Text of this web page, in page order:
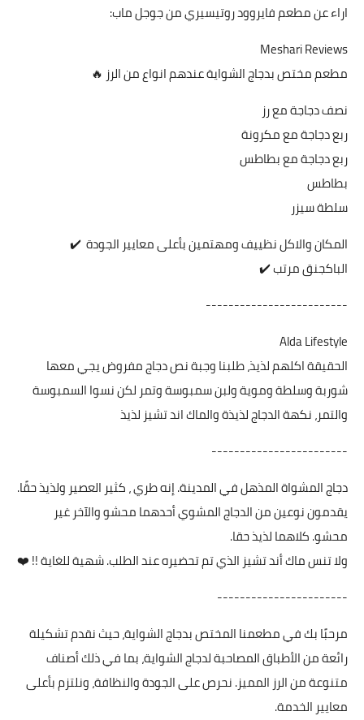
اراء عن مطعم فايروود روتيسيري من جوجل ماب:
Meshari Reviews
مطعم مختص بدجاج الشواية عندهم انواع من الرز 🔥
نصف دجاجة مع رز
ربع دجاجة مع مكرونة
ربع دجاجة مع بطاطس
بطاطس
سلطة سيزر
المكان والاكل نظييف ومهتمين بأعلى معايير الجودة ✔️
الباكجنق مرتب ✔️
-------------------------
Alda Lifestyle
الحقيقة اكلهم لذيذ، طلبنا وجبة نص دجاج مفروض يجي معها
شوربة وسلطة وموية ولبن سمبوسة وتمر لكن نسوا السمبوسة
والتمر، نكهة الدجاج لذيذة والماك اند تشيز لذيذ
------------------------
دجاج المشواة المذهل في المدينة. إنه طري ، كثير العصير ولذيذ حقًا.
يقدمون نوعين من الدجاج المشوي أحدهما محشو والآخر غير
محشو. كلاهما لذيذ حقا.
ولا تنس ماك أند تشيز الذي تم تحضيره عند الطلب. شهية للغاية !! ❤️
-----------------------
مرحبًا بك في مطعمنا المختص بدجاج الشواية، حيث نقدم تشكيلة
رائعة من الأطباق المصاحبة لدجاج الشواية، بما في ذلك أصناف
متنوعة من الرز المميز. نحرص على الجودة والنظافة، ونلتزم بأعلى
معايير الخدمة.